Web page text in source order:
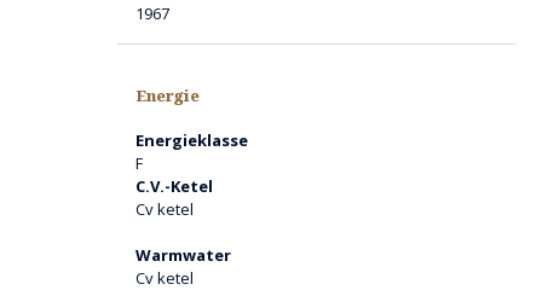
aansprakelijkheid aanvaard voor enige onvolledigheid,
onjuistheid of anderszins, dan wel de gevolgen daarvan. Alle
bijgesloten plattegrond-tekeningen zijn ter indicatie en
1967
Energie
Energieklasse
F
C.V.-Ketel
Cv ketel
Warmwater
Cv ketel